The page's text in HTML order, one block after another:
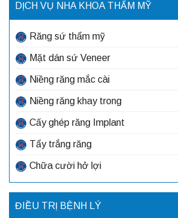
DỊCH VỤ NHA KHOA THẨM MỸ
Răng sứ thẩm mỹ
Mặt dán sứ Veneer
Niềng răng mắc cài
Niềng răng khay trong
Cấy ghép răng Implant
Tẩy trắng răng
Chữa cười hở lợi
ĐIỀU TRỊ BỆNH LÝ